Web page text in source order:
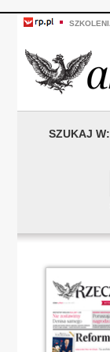
SZUKAJ W: